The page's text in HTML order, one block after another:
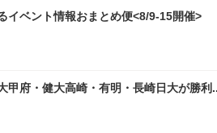
イベント情報おまとめ便<8/9-15開催>
甲府・健大高崎・有明・長崎日大が勝